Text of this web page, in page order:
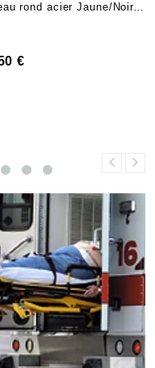
Poteau rond acier Jaune/Noir, avec oeillets (H 140cm, Ø6cm), à sceller
€